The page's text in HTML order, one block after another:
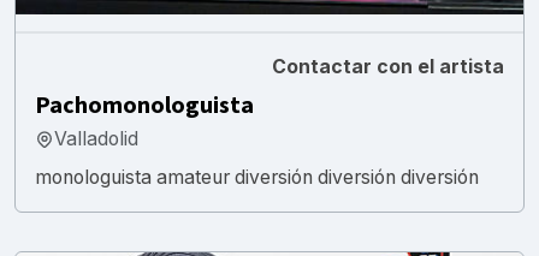
Contactar con el artista
Pachomonologuista
Valladolid
monologuista amateur diversión diversión diversión